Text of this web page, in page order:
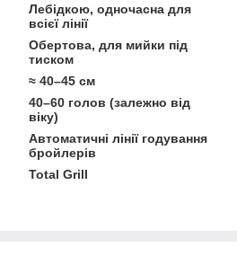
Лебідкою, одночасна для
всієї лінії
Обертова, для мийки під
тиском
≈ 40–45 см
40–60 голов (залежно від
віку)
Автоматичні лінії годування
бройлерів
Total Grill